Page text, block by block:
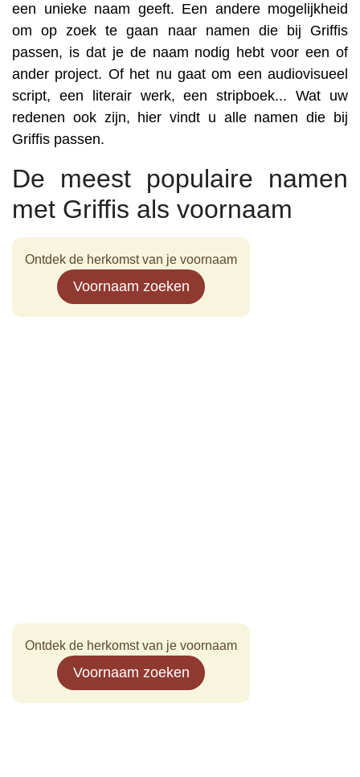
een unieke naam geeft. Een andere mogelijkheid
om op zoek te gaan naar namen die bij Griffis
passen, is dat je de naam nodig hebt voor een of
ander project. Of het nu gaat om een audiovisueel
script, een literair werk, een stripboek... Wat uw
redenen ook zijn, hier vindt u alle namen die bij
Griffis passen.
De meest populaire namen
met Griffis als voornaam
Ontdek de herkomst van je voornaam
Voornaam zoeken
Ontdek de herkomst van je voornaam
Voornaam zoeken